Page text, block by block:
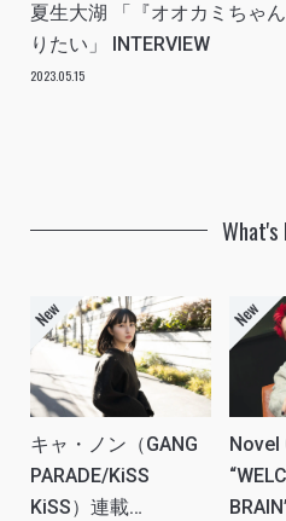
夏生大湖 「『オオカミちゃ
りたい」 INTERVIEW
2023.05.15
What's
キャ・ノン（GANG
PARADE/KiSS
KiSS）連載